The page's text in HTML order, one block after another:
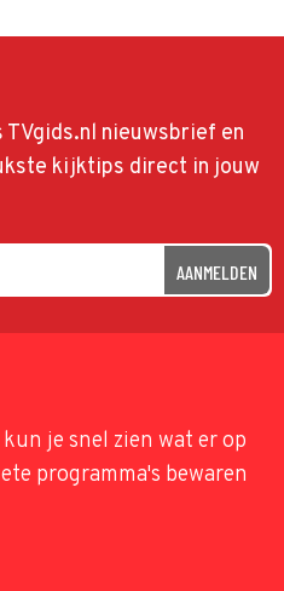
nieuwsbrief en
kijktips direct in jouw
AANMELDEN
je snel zien wat er op
programma's bewaren